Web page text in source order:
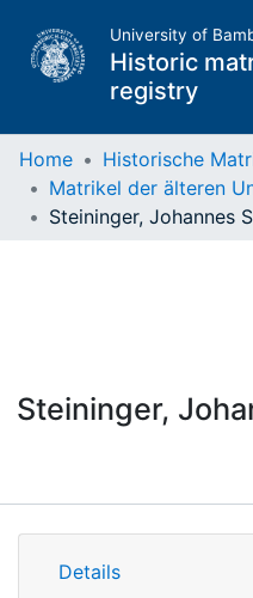
University of
Historic
registry
Matrikel
Home
Historische
Steininger,
Details